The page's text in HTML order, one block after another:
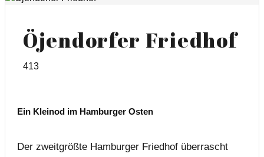
Öjendorfer Friedhof
413
Ein Kleinod im Hamburger Osten
Der zweitgrößte Hamburger Friedhof überrascht